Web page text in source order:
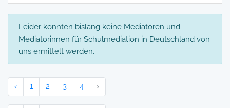
Leider konnten bislang keine Mediatoren und
Mediatorinnen für Schulmediation in Deutschland von
uns ermittelt werden.
‹ 1 2 3 4 ›